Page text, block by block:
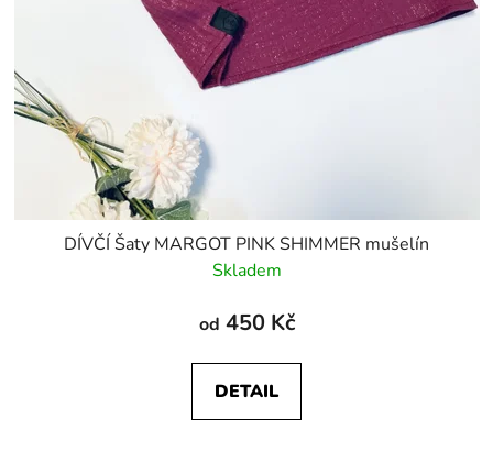
DÍVČÍ Šaty MARGOT PINK SHIMMER mušelín
Skladem
od 450 Kč
DETAIL